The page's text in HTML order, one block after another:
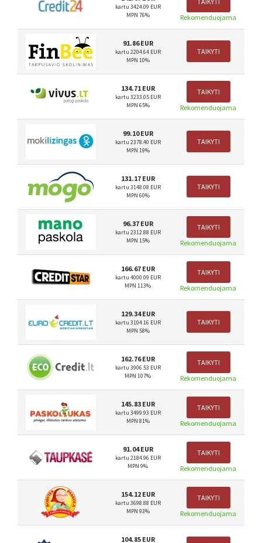
kartu 3424.09 EUR
MPN 76%
Rekomenduojama
91.86 EUR
kartu 2204.64 EUR
MPN 10%
TAIKYTI
134.71 EUR
kartu 3233.05 EUR
MPN 65%
TAIKYTI
Rekomenduojama
99.10 EUR
kartu 2378.40 EUR
MPN 19%
TAIKYTI
131.17 EUR
kartu 3148.08 EUR
MPN 60%
TAIKYTI
96.37 EUR
kartu 2312.88 EUR
MPN 15%
TAIKYTI
Rekomenduojama
166.67 EUR
kartu 4000.09 EUR
MPN 113%
TAIKYTI
Rekomenduojama
129.34 EUR
kartu 3104.16 EUR
MPN 58%
TAIKYTI
162.76 EUR
kartu 3906.53 EUR
MPN 107%
TAIKYTI
Rekomenduojama
145.83 EUR
kartu 3499.93 EUR
MPN 81%
TAIKYTI
Rekomenduojama
91.04 EUR
kartu 2184.96 EUR
MPN 9%
TAIKYTI
Rekomenduojama
154.12 EUR
kartu 3698.88 EUR
MPN 93%
TAIKYTI
Rekomenduojama
104.85 EUR